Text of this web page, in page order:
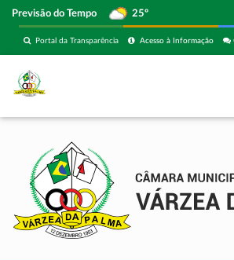
Previsão do Tempo 25º
Acesso à Informação
Portal da Transparência